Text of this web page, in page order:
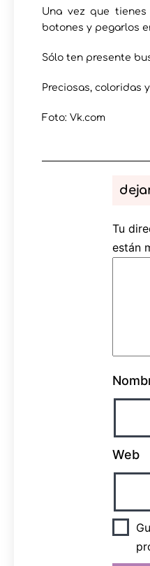
Una vez que
botones y pegarlos
Sólo ten presente
Preciosas, coloridas
Foto: Vk.com
Tu
están
Web